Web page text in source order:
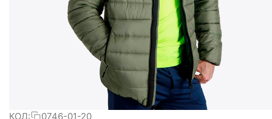
КОД: 0746-01-20